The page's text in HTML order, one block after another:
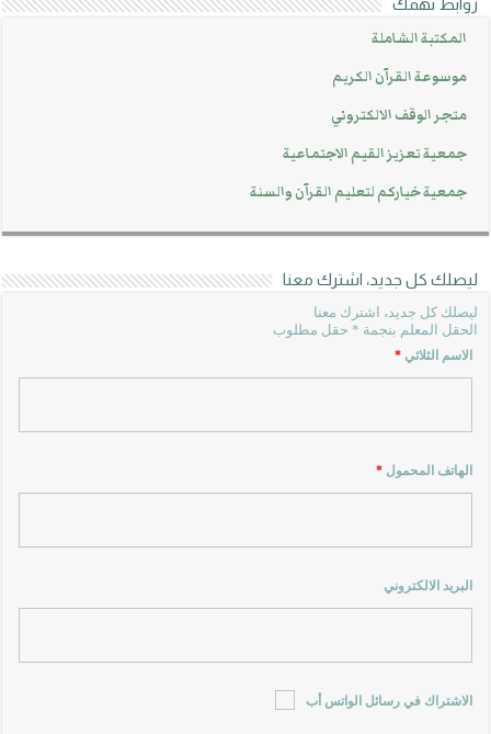
روابط تهمك
المكتبة الشاملة
موسوعة القرآن الكريم
متجر الوقف الالكتروني
جمعية تعزيز القيم الاجتماعية
جمعية خياركم لتعليم القرآن والسنة
ليصلك كل جديد، اشترك معنا
ليصلك كل جديد، اشترك معنا
الحقل المعلم بنجمة * حقل مطلوب
الاسم الثلاثي*
الهاتف المحمول*
البريد الالكتروني
الاشتراك في رسائل الواتس أب